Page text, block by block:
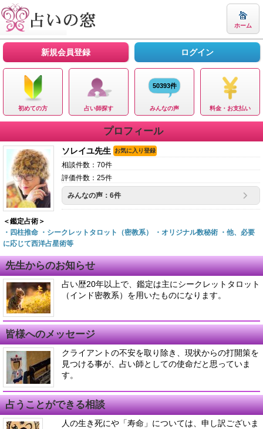
ホーム
新規会員登録 ログイン
初めての方 占い師探す
50393件
みんなの声 料金・お支払い
プロフィール
ソレイユ先生 お気に入り登録
相談件数：70件
評価件数：25件
みんなの声：6件
＜鑑定占術＞
・四柱推命 ・シークレットタロット（密教系） ・オリジナル数秘術 ・他、必要
に応じて西洋占星術等
先生からのお知らせ
占い歴20年以上で、鑑定は主にシークレットタロット
（インド密教系）を用いたものになります。
皆様へのメッセージ
クライアントの不安を取り除き、現状からの打開策を
見つける事が、占い師としての使命だと思っていま
す。
占うことができる相談
人の生き死にや「寿命」については、申し訳ございま